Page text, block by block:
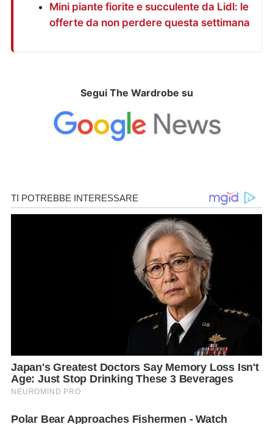
Mini piante fiorite e succulente da Lidl: le
offerte da non perdere questa settimana
Segui The Wardrobe su